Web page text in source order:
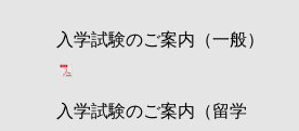
入学試験のご案内（一般）
入学試験のご案内（留学